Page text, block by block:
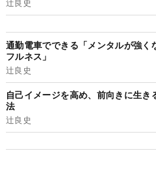
辻良史
通勤電車でできる「メンタルが強く
フルネス」
辻良史
自己イメージを高め、前向きに生き
法
辻良史